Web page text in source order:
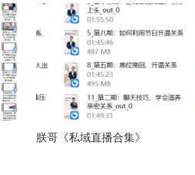
朕哥《私域直播合集》